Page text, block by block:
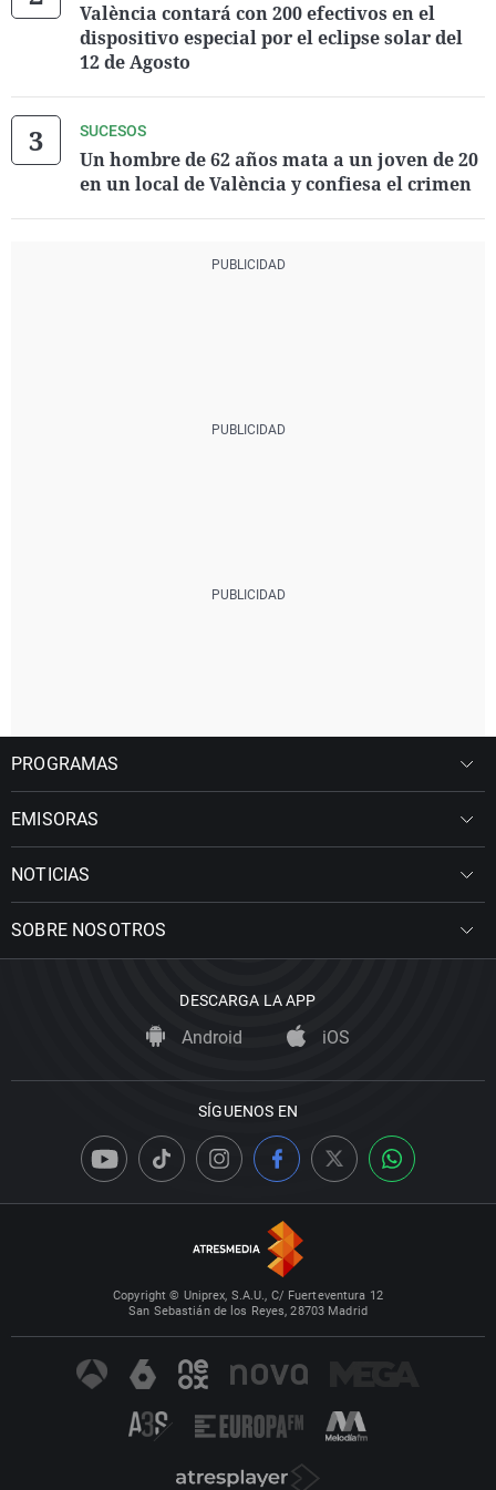
València contará con 200 efectivos en el
dispositivo especial por el eclipse solar del
12 de Agosto
SUCESOS
Un hombre de 62 años mata a un joven de 20
en un local de València y confiesa el crimen
PROGRAMAS
EMISORAS
NOTICIAS
SOBRE NOSOTROS
DESCARGA LA APP
Android iOS
SÍGUENOS EN
Copyright © Uniprex, S.A.U., C/ Fuerteventura 12
San Sebastián de los Reyes, 28703 Madrid